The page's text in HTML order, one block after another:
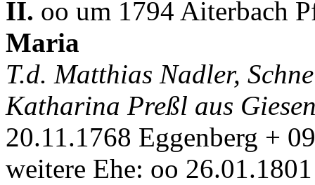
II. oo um 1794 Aiterbach
Maria
T.d. Matthias Nadler,
Katharina Preßl aus
20.11.1768 Eggenberg +
weitere Ehe: oo